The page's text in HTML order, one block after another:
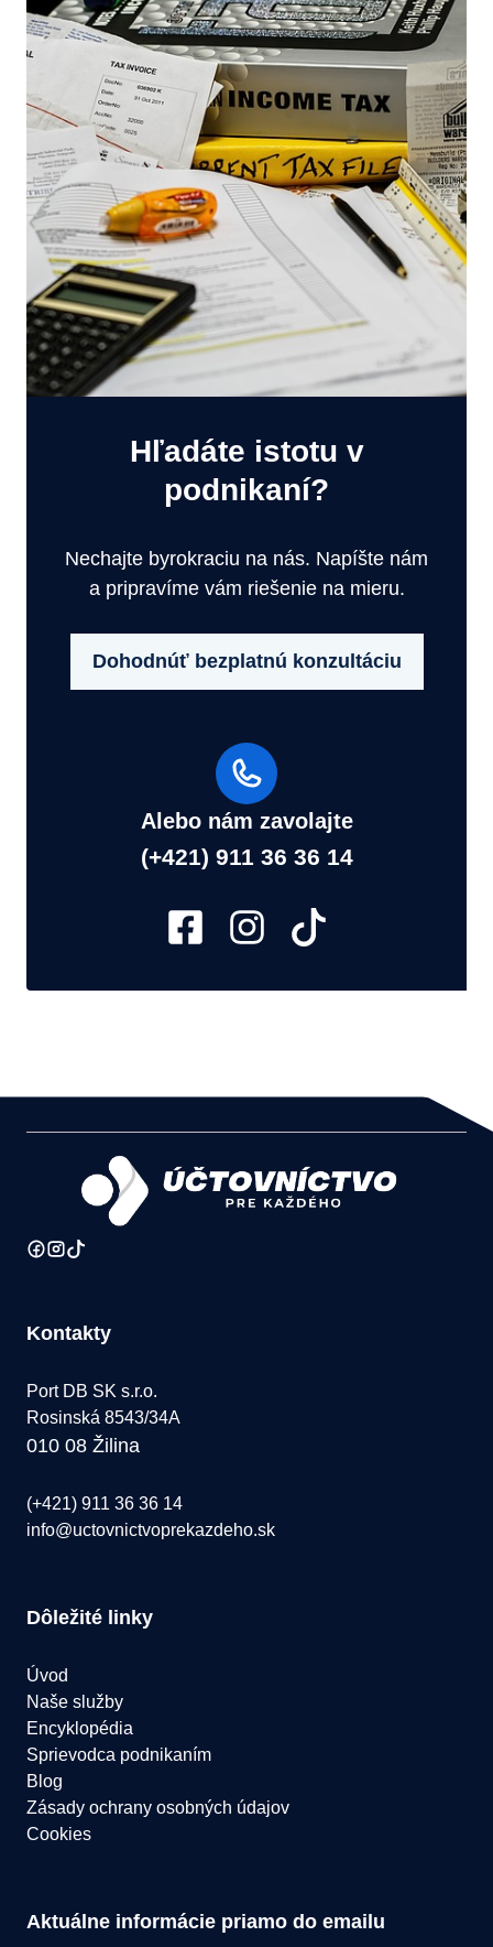
Hľadáte istotu v
podnikaní?
Nechajte byrokraciu na nás. Napíšte nám
a pripravíme vám riešenie na mieru.
Dohodnúť bezplatnú konzultáciu
Alebo nám zavolajte
(+421) 911 36 36 14
Kontakty
Port DB SK s.r.o.
Rosinská 8543/34A
010 08 Žilina
(+421) 911 36 36 14
info@uctovnictvoprekazdeho.sk
Dôležité linky
Úvod
Naše služby
Encyklopédia
Sprievodca podnikaním
Blog
Zásady ochrany osobných údajov
Cookies
Aktuálne informácie priamo do emailu